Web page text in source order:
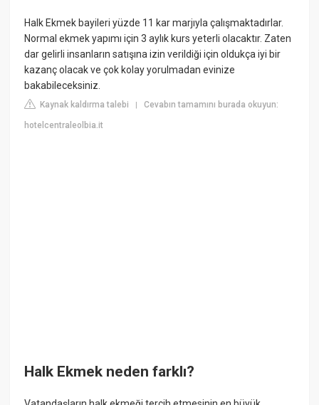
Halk Ekmek bayileri yüzde 11 kar marjıyla çalışmaktadırlar.
Normal ekmek yapımı için 3 aylık kurs yeterli olacaktır. Zaten
dar gelirli insanların satışına izin verildiği için oldukça iyi bir
kazanç olacak ve çok kolay yorulmadan evinize
bakabileceksiniz.
Kaynak kaldırma talebi |Cevabın tamamını burada okuyun:
hotelcentraleolbia.it
Halk Ekmek neden farklı?